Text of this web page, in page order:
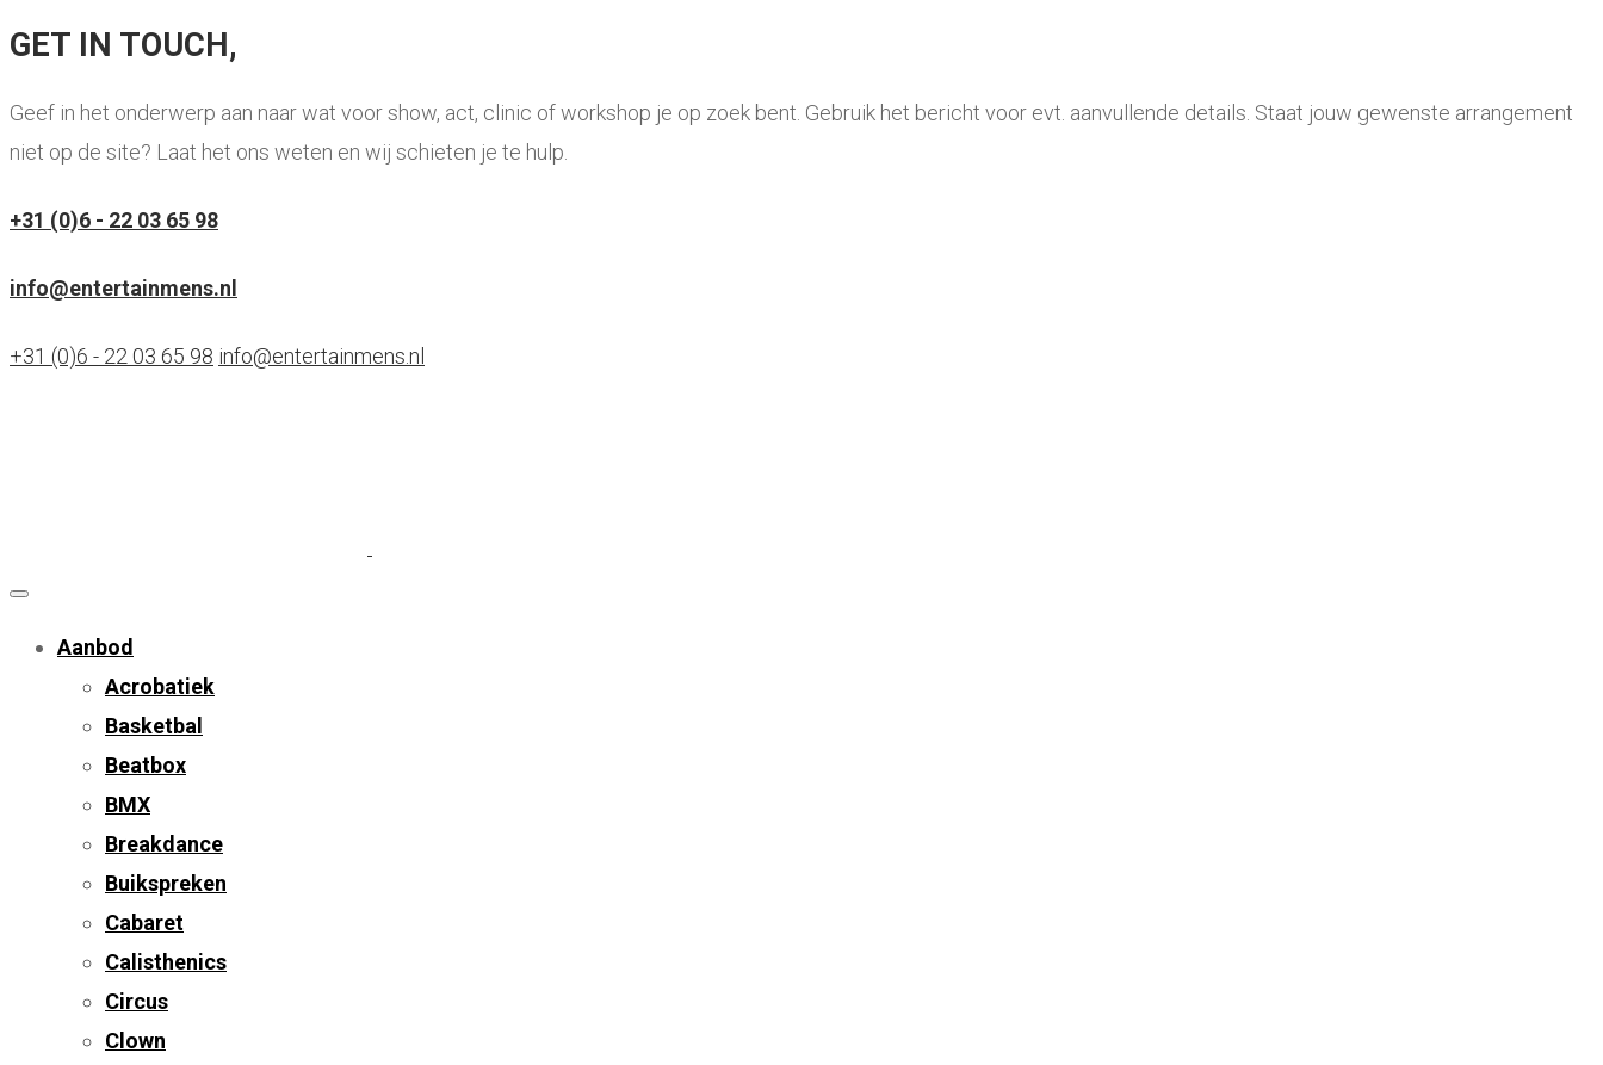
GET IN TOUCH,
Geef in het onderwerp aan naar wat voor show, act, clinic of workshop je op zoek bent. Gebruik het bericht voor evt. aanvullende details. Staat jouw gewenste arrangement
niet op de site? Laat het ons weten en wij schieten je te hulp.
+31 (0)6 - 22 03 65 98
info@entertainmens.nl
+31 (0)6 - 22 03 65 98 info@entertainmens.nl
Aanbod
Acrobatiek
Basketbal
Beatbox
BMX
Breakdance
Buikspreken
Cabaret
Calisthenics
Circus
Clown